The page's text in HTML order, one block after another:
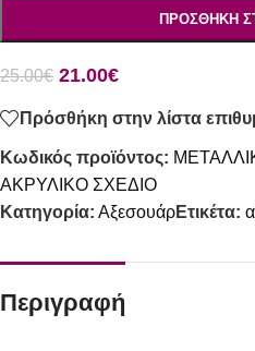
ΠΡΟΣΘΉΚΗ
25.00€ 21.00€
Κωδικός προϊόντος:
ΑΚΡΥΛΙΚΟ ΣΧΕΔΙΟ
Κατηγορία: ΑξεσουάρΕτικέτα:
Πρόσθήκη στην λίστα
Περιγραφή